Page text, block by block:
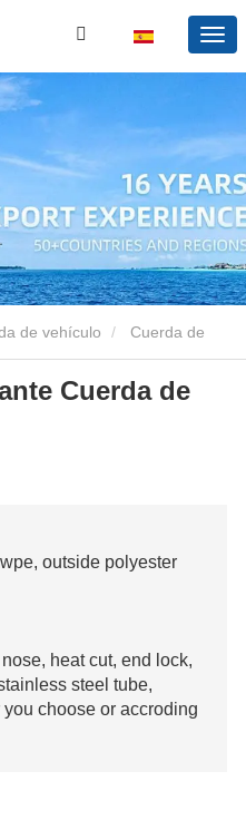
de vehículo Cuerda de
Cuerda de remolque
Cuerda de
outside polyester
heat cut, end lock,
steel tube,
choose or accroding